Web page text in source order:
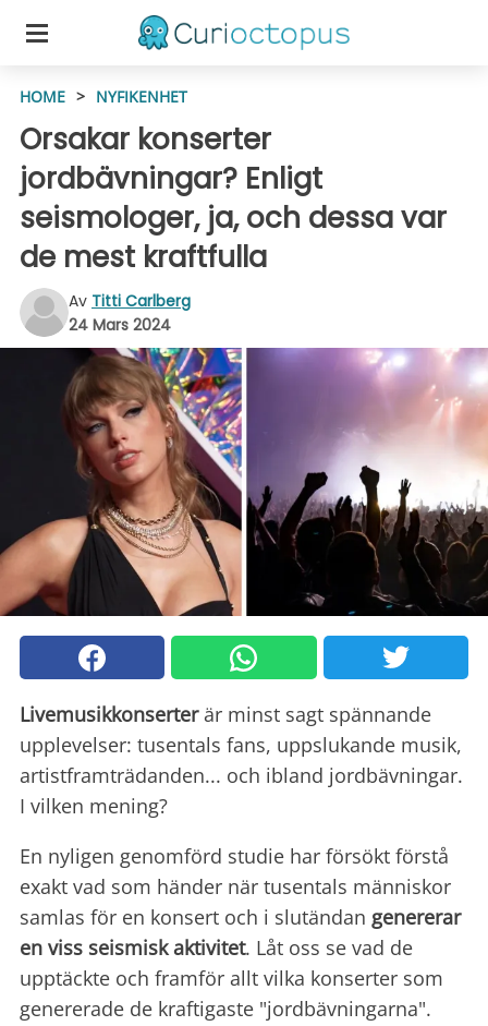
HOME > NYFIKENHET
Orsakar konserter
jordbävningar? Enligt
seismologer, ja, och dessa var
de mest kraftfulla
Av Titti Carlberg
24 Mars 2024
Livemusikkonserterär minst sagt spännande
upplevelser: tusentals fans, uppslukande musik,
artistframträdanden... och ibland jordbävningar.
I vilken mening?
En nyligen genomförd studie har försökt förstå
exakt vad som händer när tusentals människor
samlas för en konsert och i slutändan genererar
en viss seismisk aktivitet. Låt oss se vad de
upptäckte och framför allt vilka konserter som
genererade de kraftigaste "jordbävningarna".